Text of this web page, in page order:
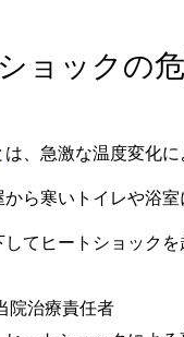
ョックの
は、急激な温度変化
ら寒いトイレや浴
てヒートショックを
院治療責任者